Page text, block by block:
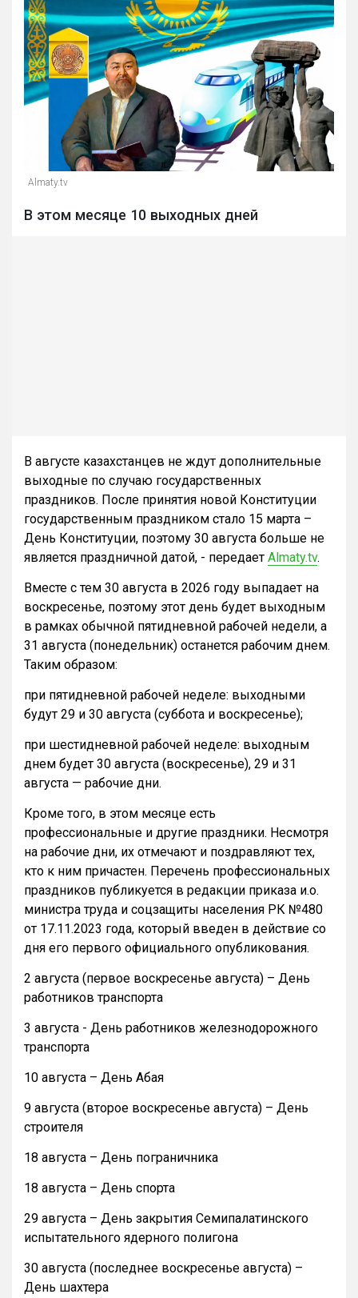
Almaty.tv
В этом месяце 10 выходных дней
В августе казахстанцев не ждут дополнительные
выходные по случаю государственных
праздников. После принятия новой Конституции
государственным праздником стало 15 марта –
День Конституции, поэтому 30 августа больше не
является праздничной датой, - передает Almaty.tv.
Вместе с тем 30 августа в 2026 году выпадает на
воскресенье, поэтому этот день будет выходным
в рамках обычной пятидневной рабочей недели, а
31 августа (понедельник) останется рабочим днем.
Таким образом:
при пятидневной рабочей неделе: выходными
будут 29 и 30 августа (суббота и воскресенье);
при шестидневной рабочей неделе: выходным
днем будет 30 августа (воскресенье), 29 и 31
августа — рабочие дни.
Кроме того, в этом месяце есть
профессиональные и другие праздники. Несмотря
на рабочие дни, их отмечают и поздравляют тех,
кто к ним причастен. Перечень профессиональных
праздников публикуется в редакции приказа и.о.
министра труда и соцзащиты населения РК №480
от 17.11.2023 года, который введен в действие со
дня его первого официального опубликования.
2 августа (первое воскресенье августа) – День
работников транспорта
3 августа - День работников железнодорожного
транспорта
10 августа – День Абая
9 августа (второе воскресенье августа) – День
строителя
18 августа – День пограничника
18 августа – День спорта
29 августа – День закрытия Семипалатинского
испытательного ядерного полигона
30 августа (последнее воскресенье августа) –
День шахтера